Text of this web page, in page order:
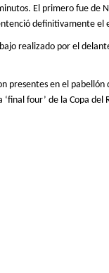
El primero fue de
definitivamente el
realizado por el
presentes en el
four’ de la Copa del